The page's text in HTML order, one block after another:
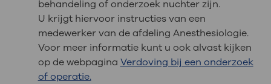
behandeling of onderzoek nuchter zijn.
U krijgt hiervoor instructies van een
medewerker van de afdeling Anesthesiologie.
Voor meer informatie kunt u ook alvast kijken
op de webpagina Verdoving bij een onderzoek
of operatie.